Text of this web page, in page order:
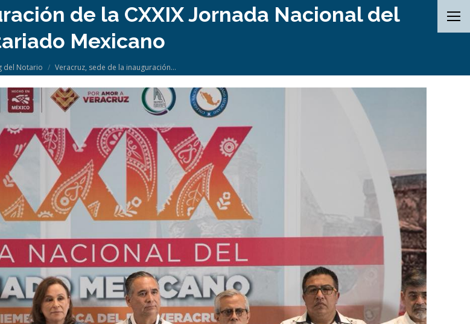
de la CXXIX Jornada Nacional del
Mexicano
del Notario Veracruz, sede de la inauguración…